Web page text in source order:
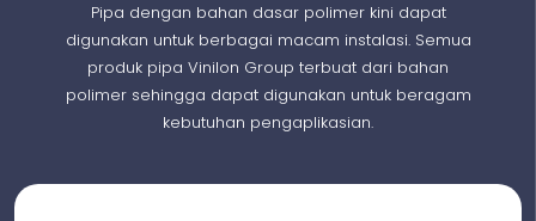
Pipa dengan bahan dasar polimer kini dapat
digunakan untuk berbagai macam instalasi. Semua
produk pipa Vinilon Group terbuat dari bahan
polimer sehingga dapat digunakan untuk beragam
kebutuhan pengaplikasian.